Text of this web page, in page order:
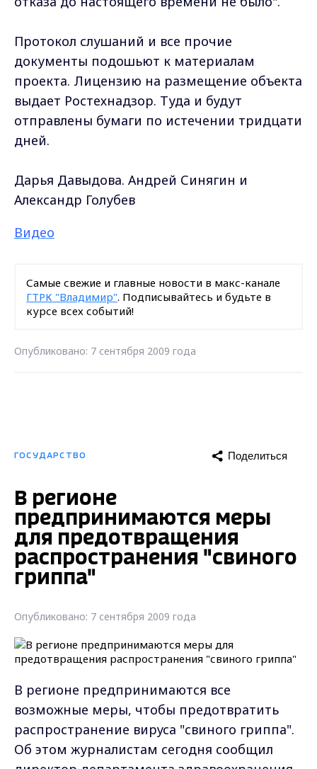
Протокол слушаний и все прочие
документы подошьют к материалам
проекта. Лицензию на размещение объекта
выдает Ростехнадзор. Туда и будут
отправлены бумаги по истечении тридцати
дней.
Дарья Давыдова. Андрей Синягин и
Александр Голубев
Видео
Самые свежие и главные новости в макс-канале
ГТРК "Владимир". Подписывайтесь и будьте в
курсе всех событий!
Опубликовано: 7 сентября 2009 года
ГОСУДАРСТВО Поделиться
В регионе
предпринимаются меры
для предотвращения
распространения "свиного
гриппа"
Опубликовано: 7 сентября 2009 года
В регионе предпринимаются все
возможные меры, чтобы предотвратить
распространение вируса "свиного гриппа".
Об этом журналистам сегодня сообщил